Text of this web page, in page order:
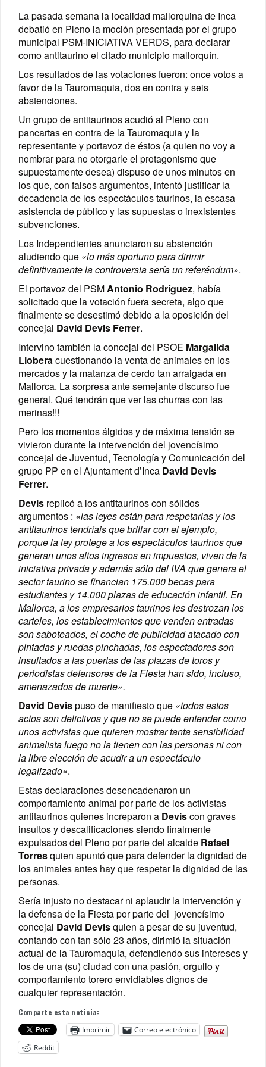
La pasada semana la localidad mallorquina de Inca
debatió en Pleno la moción presentada por el grupo
municipal PSM-INICIATIVA VERDS, para declarar
como antitaurino el citado municipio mallorquín.
Los resultados de las votaciones fueron: once votos a
favor de la Tauromaquia, dos en contra y seis
abstenciones.
Un grupo de antitaurinos acudió al Pleno con
pancartas en contra de la Tauromaquia y la
representante y portavoz de éstos (a quien no voy a
nombrar para no otorgarle el protagonismo que
supuestamente desea) dispuso de unos minutos en
los que, con falsos argumentos, intentó justificar la
decadencia de los espectáculos taurinos, la escasa
asistencia de público y las supuestas o inexistentes
subvenciones.
Los Independientes anunciaron su abstención
aludiendo que «lo más oportuno para dirimir
definitivamente la controversia sería un referéndum».
El portavoz del PSMAntonio Rodríguez, había
solicitado que la votación fuera secreta, algo que
finalmente se desestimó debido a la oposición del
concejal David Devis Ferrer.
Intervino también la concejal del PSOE Margalida
Lloberacuestionando la venta de animales en los
mercados y la matanza de cerdo tan arraigada en
Mallorca. La sorpresa ante semejante discurso fue
general. Qué tendrán que ver las churras con las
merinas!!!
Pero los momentos álgidos y de máxima tensión se
vivieron durante la intervención del jovencísimo
concejal de Juventud, Tecnología y Comunicación del
grupo PP en el Ajuntament d’Inca David Devis
Ferrer.
Devis replicó a los antitaurinos con sólidos
argumentos : «las leyes están para respetarlas y los
antitaurinos tendríais que brillar con el ejemplo,
porque la ley protege a los espectáculos taurinos que
generan unos altos ingresos en impuestos, viven de la
iniciativa privada y además sólo del IVA que genera el
sector taurino se financian 175.000 becas para
estudiantes y 14.000 plazas de educación infantil. En
Mallorca, a los empresarios taurinos les destrozan los
carteles, los establecimientos que venden entradas
son saboteados, el coche de publicidad atacado con
pintadas y ruedas pinchadas, los espectadores son
insultados a las puertas de las plazas de toros y
periodistas defensores de la Fiesta han sido, incluso,
amenazados de muerte».
David Devispuso de manifiesto que «todos estos
actos son delictivos y que no se puede entender como
unos activistas que quieren mostrar tanta sensibilidad
animalista luego no la tienen con las personas ni con
la libre elección de acudir a un espectáculo
legalizado«.
Estas declaraciones desencadenaron un
comportamiento animal por parte de los activistas
antitaurinos quienes increparon a Deviscon graves
insultos y descalificaciones siendo finalmente
expulsados del Pleno por parte del alcalde Rafael
Torresquien apuntó que para defender la dignidad de
los animales antes hay que respetar la dignidad de las
personas.
Sería injusto no destacar ni aplaudir la intervención y
la defensa de la Fiesta por parte del jovencísimo
concejal David Devisquien a pesar de su juventud,
contando con tan sólo 23 años, dirimió la situación
actual de la Tauromaquia, defendiendo sus intereses y
los de una (su) ciudad con una pasión, orgullo y
comportamiento torero envidiables dignos de
cualquier representación.
Comparte esta noticia:
Imprimir
Correo electrónico
Reddit